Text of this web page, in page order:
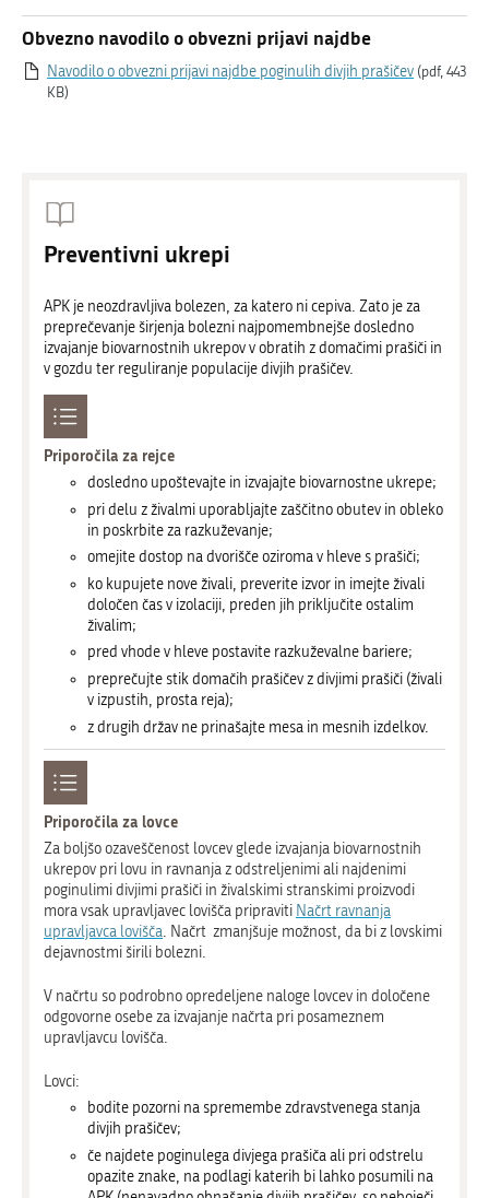
Obvezno navodilo o obvezni prijavi najdbe
Navodilo o obvezni prijavi najdbe poginulih divjih prašičev (pdf, 443
KB)
Preventivni ukrepi
APK je neozdravljiva bolezen, za katero ni cepiva. Zato je za
preprečevanje širjenja bolezni najpomembnejše dosledno
izvajanje biovarnostnih ukrepov v obratih z domačimi prašiči in
v gozdu ter reguliranje populacije divjih prašičev.
Priporočila za rejce
dosledno upoštevajte in izvajajte biovarnostne ukrepe;
pri delu z živalmi uporabljajte zaščitno obutev in obleko
in poskrbite za razkuževanje;
omejite dostop na dvorišče oziroma v hleve s prašiči;
ko kupujete nove živali, preverite izvor in imejte živali
določen čas v izolaciji, preden jih priključite ostalim
živalim;
pred vhode v hleve postavite razkuževalne bariere;
preprečujte stik domačih prašičev z divjimi prašiči (živali
v izpustih, prosta reja);
z drugih držav ne prinašajte mesa in mesnih izdelkov.
Priporočila za lovce
Za boljšo ozaveščenost lovcev glede izvajanja biovarnostnih
ukrepov pri lovu in ravnanja z odstreljenimi ali najdenimi
poginulimi divjimi prašiči in živalskimi stranskimi proizvodi
mora vsak upravljavec lovišča pripraviti Načrt ravnanja
upravljavca lovišča. Načrt zmanjšuje možnost, da bi z lovskimi
dejavnostmi širili bolezni.
V načrtu so podrobno opredeljene naloge lovcev in določene
odgovorne osebe za izvajanje načrta pri posameznem
upravljavcu lovišča.
Lovci:
bodite pozorni na spremembe zdravstvenega stanja
divjih prašičev;
če najdete poginulega divjega prašiča ali pri odstrelu
opazite znake, na podlagi katerih bi lahko posumili na